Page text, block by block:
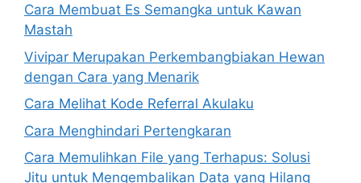
Cara Membuat Es Semangka untuk Kawan
Mastah
Vivipar Merupakan Perkembangbiakan Hewan
dengan Cara yang Menarik
Cara Melihat Kode Referral Akulaku
Cara Menghindari Pertengkaran
Cara Memulihkan File yang Terhapus: Solusi
Jitu untuk Mengembalikan Data yang Hilang